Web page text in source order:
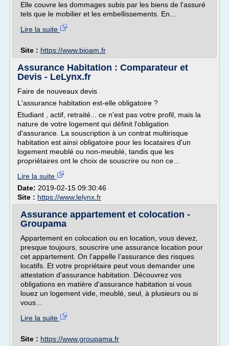
Elle couvre les dommages subis par les biens de l'assuré
tels que le mobilier et les embellissements. En...
Lire la suite
Site : https://www.bioam.fr
Assurance Habitation : Comparateur et
Devis - LeLynx.fr
Faire de nouveaux devis
L'assurance habitation est-elle obligatoire ?
Etudiant , actif, retraité... ce n'est pas votre profil, mais la
nature de votre logement qui définit l'obligation
d'assurance. La souscription à un contrat multirisque
habitation est ainsi obligatoire pour les locataires d'un
logement meublé ou non-meublé, tandis que les
propriétaires ont le choix de souscrire ou non ce...
Lire la suite
Date: 2019-02-15 09:30:46
Site : https://www.lelynx.fr
Assurance appartement et colocation -
Groupama
Appartement en colocation ou en location, vous devez,
presque toujours, souscrire une assurance location pour
cet appartement. On l'appelle l'assurance des risques
locatifs. Et votre propriétaire peut vous demander une
attestation d'assurance habitation. Découvrez vos
obligations en matière d'assurance habitation si vous
louez un logement vide, meublé, seul, à plusieurs ou si
vous...
Lire la suite
Site : https://www.groupama.fr